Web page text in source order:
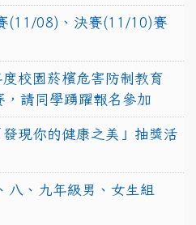
(11/08)、決賽(11/10)賽
校園菸檳危害防制教育
，請同學踴躍報名參加
現你的健康之美」抽獎活
八、九年級男、女生組